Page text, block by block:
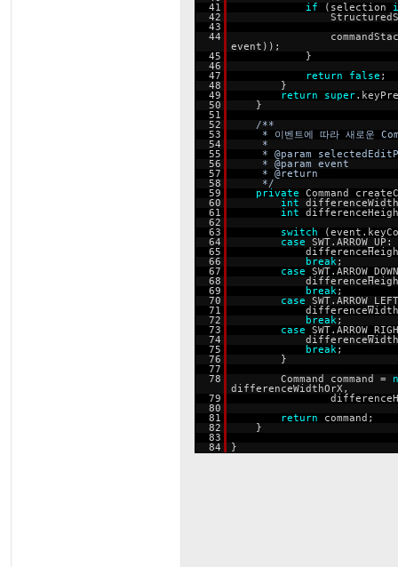
41
if (selection
42
43
44
event));
45
}
46
47
return false ;
48
}
49
return super
50
}
51
52
/**
53
* 이벤트에 따라 새로운
54
*
55
* @param
56
* @param event
57
* @return
58
*/
59
private
Command
60
int
61
int
62
63
switch
64
case
SWT.ARROW_UP:
65
66
break;
67
case
68
69
break;
70
case
71
72
break;
73
case
74
75
break;
76
}
77
78
Command command =
differenceWidthOrX,
79
80
81
return
command;
82
}
83
84
}